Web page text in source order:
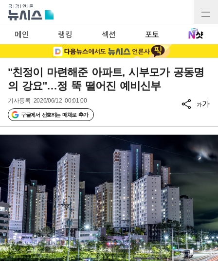
메인 랭킹 섹션 포토
"친정이 마련해준 아파트, 시부모가 공동명
의 강요"…정 뚝 떨어진 예비신부
기사등록 2026/06/12 00:01:00
구글에서 선호하는 매체로 추가
가가